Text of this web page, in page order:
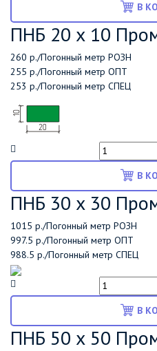
В
ПНБ 20 х 10
260 р./Погонный метр РОЗН
255 р./Погонный метр ОПТ
253 р./Погонный метр СПЕЦ
В
ПНБ 30 х 30
1015 р./Погонный метр РОЗН
997.5 р./Погонный метр ОПТ
988.5 р./Погонный метр СПЕЦ
В
ПНБ 50 х 50